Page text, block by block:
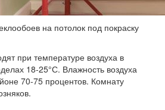
на потолок под покраску
при температуре воздуха в
18-25°С. Влажность воздуха
70-75 процентов. Комнату